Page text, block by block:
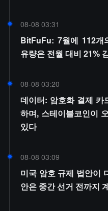
08-08 03:31
BitFuFu: 7월에 112개
유량은 전월 대비 21%
08-08 03:20
데이터: 암호화 결제 카
하며, 스테이블코인이
있다
08-08 03:09
미국 암호 규제 법안이
안은 중간 선거 전까지